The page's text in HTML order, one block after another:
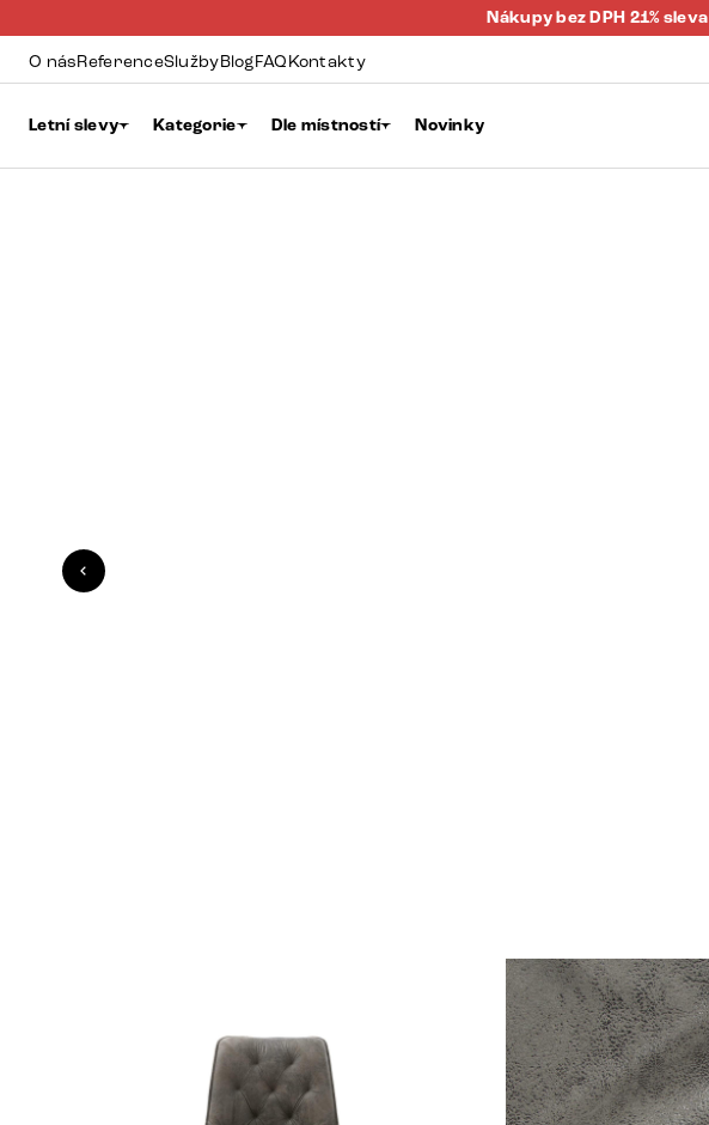
Nákupy bez DPH 21% sleva
O násReferenceSlužbyBlogFAQKontakty
Letní slevy Kategorie Dle místností Novinky